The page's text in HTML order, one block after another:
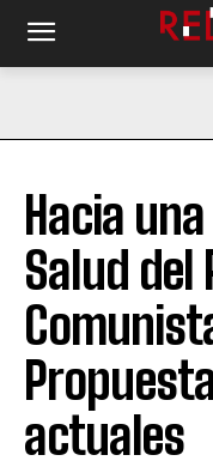
Hacia
Salud del
actuales